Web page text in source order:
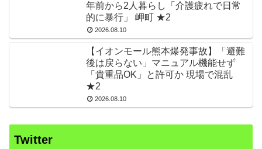
年前から2人暮らし「介護疲れで日常
的に暴行」 岬町 ★2
2026.08.10
【イオンモール熊本爆発事故】「避難
後は戻らない」マニュアル機能せず
「貴重品OK」と許可か 現場で混乱
★2
2026.08.10
Twitter